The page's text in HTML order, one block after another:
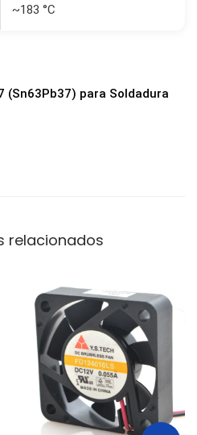
~183 °C
(Sn63Pb37) para Soldadura
relacionados